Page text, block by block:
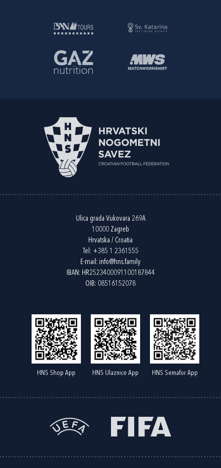
Ulica grada Vukovara 269A
10000 Zagreb
Hrvatska / Croatia
Tel: +385 1 2361555
E-mail: info@hns.family
IBAN: HR2523400091100187844
OIB: 08516152078
HNS Shop App HNS Ulaznice App HNS Semafor App